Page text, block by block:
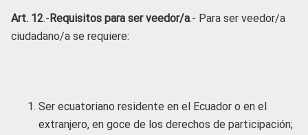
Art. 12.-Requisitos para ser veedor/a.- Para ser veedor/a
ciudadano/a se requiere:
Ser ecuatoriano residente en el Ecuador o en el
extranjero, en goce de los derechos de participación;